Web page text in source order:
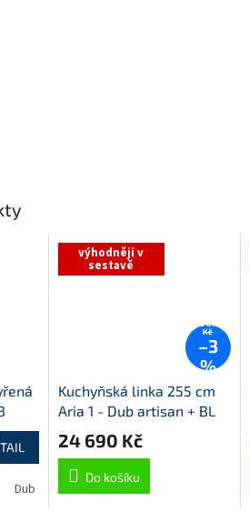
Dub artisan Dub Lancelot
výhodněji v
sestavě
25 610
Kč
–3
%
Kuchyňská linka 255 cm
Aria 1 - Dub artisan + BL
Black AFM
24 690 Kč
Do košíku